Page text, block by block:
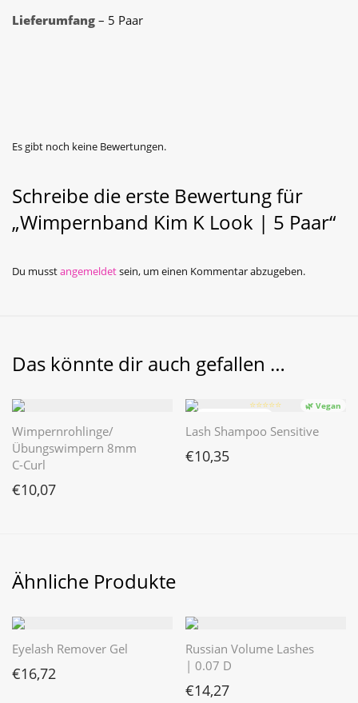
Lieferumfang – 5 Paar
Es gibt noch keine Bewertungen.
Schreibe die erste Bewertung für
„Wimpernband Kim K Look | 5 Paar“
Du musstangemeldetsein, um einen Kommentar abzugeben.
Das könnte dir auch gefallen …
Wimpernrohlinge/
Übungswimpern 8mm
C-Curl
€10,07
⭐️⭐️⭐️⭐️⭐️ 🌿 Vegan
Lash Shampoo Sensitive
€10,35
Ähnliche Produkte
Eyelash Remover Gel
€16,72
Russian Volume Lashes
| 0.07 D
€14,27